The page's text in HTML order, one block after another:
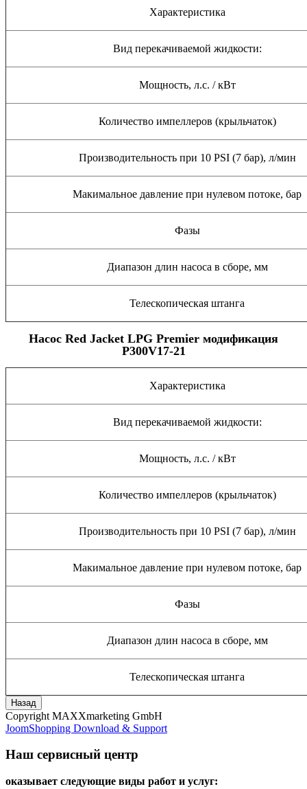
Характеристика
Вид перекачиваемой жидкости:
Мощность, л.с. / кВт
Количество импеллеров (крыльчаток)
Производительность при 10 PSI (7 бар), л/мин
Макимальное давление при нулевом потоке, бар
Фазы
Диапазон длин насоса в сборе, мм
Телескопическая штанга
Насос Red Jacket LPG Premier модификация
P300V17-21
Характеристика
Вид перекачиваемой жидкости:
Мощность, л.с. / кВт
Количество импеллеров (крыльчаток)
Производительность при 10 PSI (7 бар), л/мин
Макимальное давление при нулевом потоке, бар
Фазы
Диапазон длин насоса в сборе, мм
Телескопическая штанга
Copyright MAXXmarketing GmbH
JoomShopping Download & Support
Наш сервисный центр
оказывает следующие виды работ и услуг: